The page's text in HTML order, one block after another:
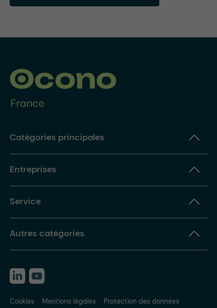
Catégories principales
Entreprises
Service
Autres catégories
Cookies Mentions légales
Protection des données